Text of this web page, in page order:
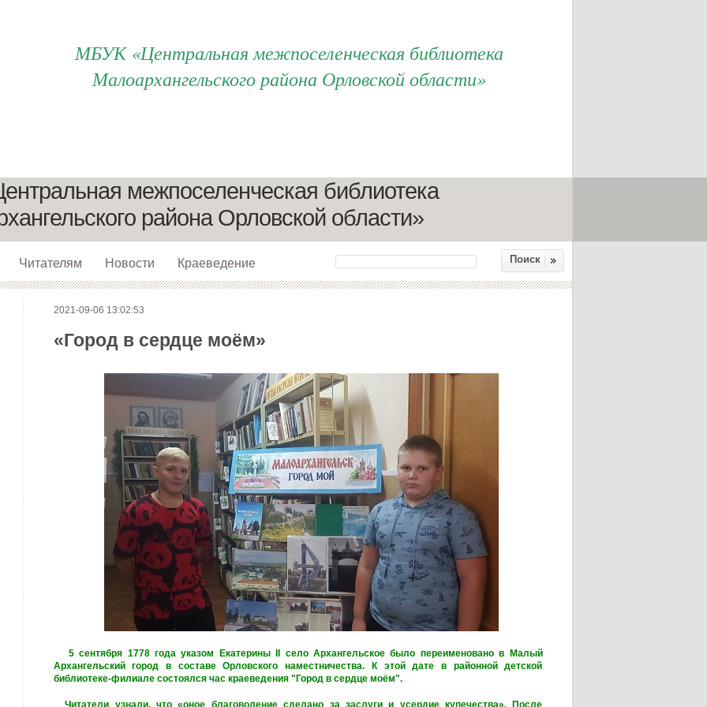
МБУК «Центральная межпоселенческая библиотека
Малоархангельского района Орловской области»
Читателям Новости Краеведение
межпоселенческая библиотека
района Орловской области»
Поиск
2021-09-06 13:02:53
«Город в сердце моём»
5 сентября 1778 года указом Екатерины II село Архангельское было переименовано в Малый
Архангельский город в составе Орловского наместничества. К этой дате в районной детской
библиотеке-филиале состоялся час краеведения "Город в сердце моём".
Читатели узнали, что «оное благоволение сделано за заслуги и усердие купечества». После